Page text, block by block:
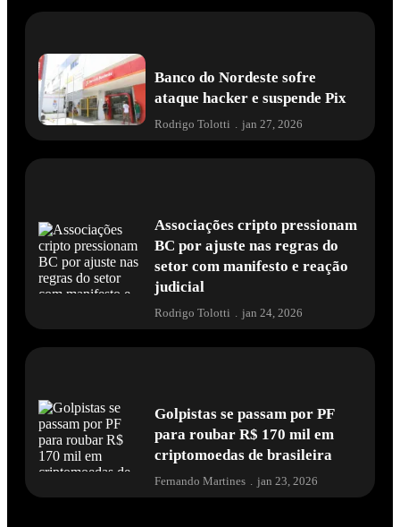
Banco do Nordeste sofre
ataque hacker e suspende Pix
Rodrigo Tolotti . jan 27, 2026
Associações cripto pressionam
BC por ajuste nas regras do
setor com manifesto e reação
judicial
Rodrigo Tolotti . jan 24, 2026
Golpistas se passam por PF
para roubar R$ 170 mil em
criptomoedas de brasileira
Fernando Martines jan 23, 2026